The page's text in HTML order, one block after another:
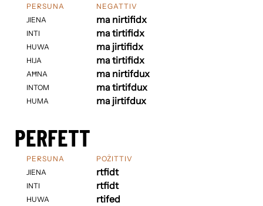
PERSUNA
JIENA
INTI
HUWA
HIJA
AĦNA
INTOM
HUMA
NEGATTIV
ma nirtifidx
ma tirtifidx
ma jirtifidx
ma tirtifidx
ma nirtifdux
ma tirtifdux
ma jirtifdux
PERFETT
PERSUNA
JIENA
INTI
HUWA
POŻITTIV
rtfidt
rtfidt
rtifed